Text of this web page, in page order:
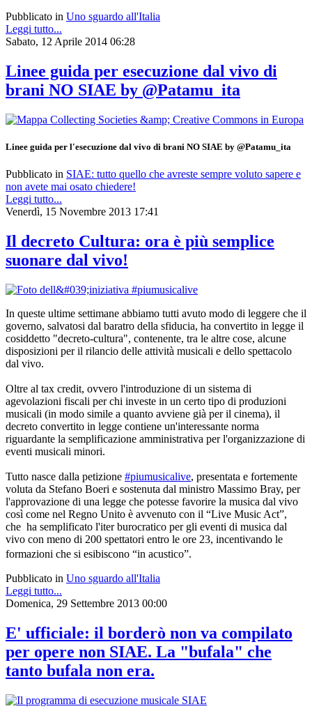
Pubblicato in Uno sguardo all'Italia
Leggi tutto...
Sabato, 12 Aprile 2014 06:28
Linee guida per esecuzione dal vivo di
brani NO SIAE by @Patamu_ita
Linee guida per l'esecuzione dal vivo di brani NO SIAE by @Patamu_ita
Pubblicato in SIAE: tutto quello che avreste sempre voluto sapere e
non avete mai osato chiedere!
Leggi tutto...
Venerdì, 15 Novembre 2013 17:41
Il decreto Cultura: ora è più semplice
suonare dal vivo!
In queste ultime settimane abbiamo tutti avuto modo di leggere che il
governo, salvatosi dal baratro della sfiducia, ha convertito in legge il
cosiddetto "decreto-cultura", contenente, tra le altre cose, alcune
disposizioni per il rilancio delle attività musicali e dello spettacolo
dal vivo.
Oltre al tax credit, ovvero l'introduzione di un sistema di
agevolazioni fiscali per chi investe in un certo tipo di produzioni
musicali (in modo simile a quanto avviene già per il cinema), il
decreto convertito in legge contiene un'interessante norma
riguardante la semplificazione amministrativa per l'organizzazione di
eventi musicali minori.
Tutto nasce dalla petizione #piumusicalive, presentata e fortemente
voluta da Stefano Boeri e sostenuta dal ministro Massimo Bray, per
l'approvazione di una legge che potesse favorire la musica dal vivo
così come nel Regno Unito è avvenuto con il “Live Music Act”,
che ha semplificato l'iter burocratico per gli eventi di musica dal
vivo con meno di 200 spettatori entro le ore 23, incentivando le
formazioni che si esibiscono “in acustico”.
Pubblicato in Uno sguardo all'Italia
Leggi tutto...
Domenica, 29 Settembre 2013 00:00
E' ufficiale: il borderò non va compilato
per opere non SIAE. La "bufala" che
tanto bufala non era.